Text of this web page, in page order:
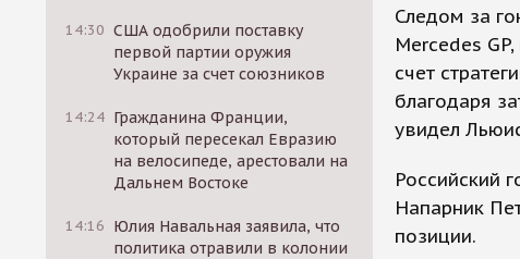
14:30 США одобрили поставку
первой партии оружия
Украине за счет союзников
14:24 Гражданина Франции,
который пересекал Евразию
на велосипеде, арестовали на
Дальнем Востоке
14:16 Юлия Навальная заявила, что
политика отравили в колонии
Следом за
Mercedes
счет
благодаря
увидел
Российский
Напарник
позиции.